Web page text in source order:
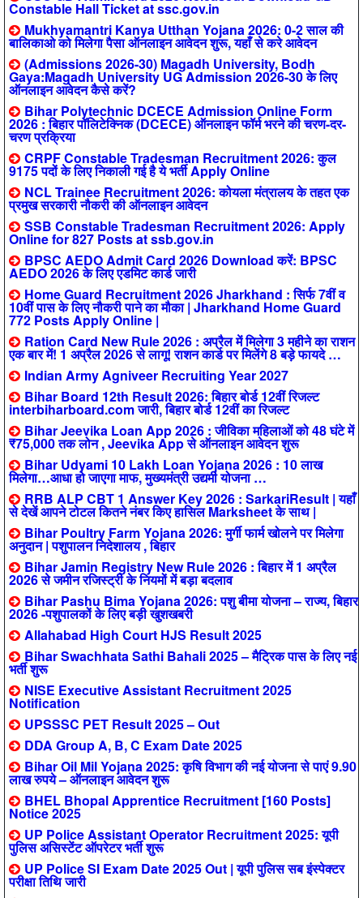
Constable Hall Ticket at ssc.gov.in
Mukhyamantri Kanya Utthan Yojana 2026: 0-2 साल की
बालिकाओ को मिलेगा पैसा ऑनलाइन आवेदन शुरू, यहाँ से करे आवेदन
(Admissions 2026-30) Magadh University, Bodh
Gaya:Magadh University UG Admission 2026-30 के लिए
ऑनलाइन आवेदन कैसे करें?
Bihar Polytechnic DCECE Admission Online Form
2026 : बिहार पॉलिटेक्निक (DCECE) ऑनलाइन फॉर्म भरने की चरण-दर-
चरण प्रक्रिया
CRPF Constable Tradesman Recruitment 2026: कुल
9175 पदों के लिए निकाली गई है ये भर्ती Apply Online
NCL Trainee Recruitment 2026: कोयला मंत्रालय के तहत एक
प्रमुख सरकारी नौकरी की ऑनलाइन आवेदन
SSB Constable Tradesman Recruitment 2026: Apply
Online for 827 Posts at ssb.gov.in
BPSC AEDO Admit Card 2026 Download करें: BPSC
AEDO 2026 के लिए एडमिट कार्ड जारी
Home Guard Recruitment 2026 Jharkhand : सिर्फ 7वीं व
10वीं पास के लिए नौकरी पाने का मौका | Jharkhand Home Guard
772 Posts Apply Online |
Ration Card New Rule 2026 : अप्रैल में मिलेगा 3 महीने का राशन
एक बार में! 1 अप्रैल 2026 से लागू! राशन कार्ड पर मिलेंगे 8 बड़े फायदे …
Indian Army Agniveer Recruiting Year 2027
Bihar Board 12th Result 2026: बिहार बोर्ड 12वीं रिजल्ट
interbiharboard.com जारी, बिहार बोर्ड 12वीं का रिजल्ट
Bihar Jeevika Loan App 2026 : जीविका महिलाओं को 48 घंटे में
₹75,000 तक लोन , Jeevika App से ऑनलाइन आवेदन शुरू
Bihar Udyami 10 Lakh Loan Yojana 2026 : 10 लाख
मिलेगा…आधा हो जाएगा माफ, मुख्यमंत्री उद्यमी योजना …
RRB ALP CBT 1 Answer Key 2026 : SarkariResult | यहाँ
से देखें आपने टोटल कितने नंबर किए हासिल Marksheet के साथ |
Bihar Poultry Farm Yojana 2026: मुर्गी फार्म खोलने पर मिलेगा
अनुदान | पशुपालन निदेशालय , बिहार
Bihar Jamin Registry New Rule 2026 : बिहार में 1 अप्रैल
2026 से जमीन रजिस्ट्री के नियमों में बड़ा बदलाव
Bihar Pashu Bima Yojana 2026: पशु बीमा योजना – राज्य, बिहार
2026 -पशुपालकों के लिए बड़ी खुशखबरी
Allahabad High Court HJS Result 2025
Bihar Swachhata Sathi Bahali 2025 – मैट्रिक पास के लिए नई
भर्ती शुरू
NISE Executive Assistant Recruitment 2025
Notification
UPSSSC PET Result 2025 – Out
DDA Group A, B, C Exam Date 2025
Bihar Oil Mil Yojana 2025: कृषि विभाग की नई योजना से पाएं 9.90
लाख रुपये – ऑनलाइन आवेदन शुरू
BHEL Bhopal Apprentice Recruitment [160 Posts]
Notice 2025
UP Police Assistant Operator Recruitment 2025: यूपी
पुलिस असिस्टेंट ऑपरेटर भर्ती शुरू
UP Police SI Exam Date 2025 Out | यूपी पुलिस सब इंस्पेक्टर
परीक्षा तिथि जारी